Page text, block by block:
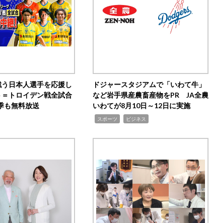
日本人選手を応援し
トロイデン戦全試合
も無料放送
ドジャースタジアムで「いわて牛」
など岩手県産農畜産物をPR JA全農
いわてが8月10日～12日に実施
スポーツ ビジネス